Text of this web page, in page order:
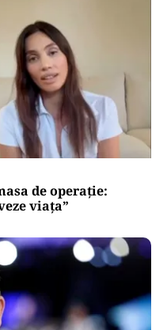
de operație:
viața”